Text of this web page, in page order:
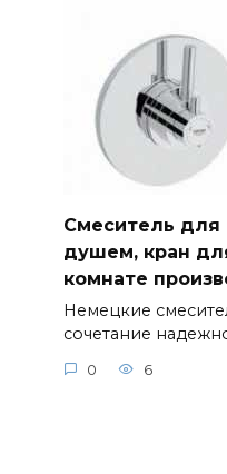
Смеситель для
душем, кран
комнате
Немецкие
сочетание
0 6